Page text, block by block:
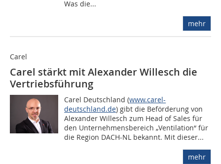
Was die...
mehr
Carel
Carel stärkt mit Alexander Willesch die
Vertriebsführung
Carel Deutschland (www.carel-
deutschland.de) gibt die Beförderung von
Alexander Willesch zum Head of Sales für
den Unternehmensbereich „Ventilation“ für
die Region DACH-NL bekannt. Mit dieser...
mehr